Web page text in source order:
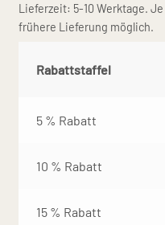
Lieferzeit: 5-10 Werktage.
frühere Lieferung möglich.
Rabattstaffel
5 % Rabatt
10 % Rabatt
15 % Rabatt